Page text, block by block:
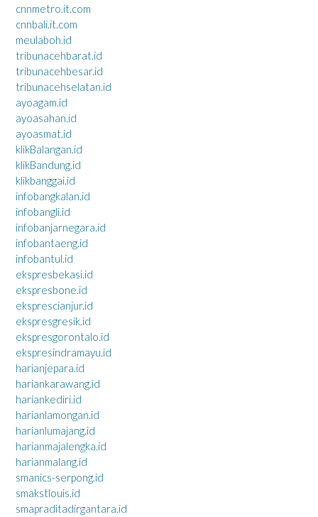
cnnmetro.it.com
cnnbali.it.com
meulaboh.id
tribunacehbarat.id
tribunacehbesar.id
tribunacehselatan.id
ayoagam.id
ayoasahan.id
ayoasmat.id
klikBalangan.id
klikBandung.id
klikbanggai.id
infobangkalan.id
infobangli.id
infobanjarnegara.id
infobantaeng.id
infobantul.id
ekspresbekasi.id
ekspresbone.id
eksprescianjur.id
ekspresgresik.id
ekspresgorontalo.id
ekspresindramayu.id
harianjepara.id
hariankarawang.id
hariankediri.id
harianlamongan.id
harianlumajang.id
harianmajalengka.id
harianmalang.id
smanics-serpong.id
smakstlouis.id
smapraditadirgantara.id